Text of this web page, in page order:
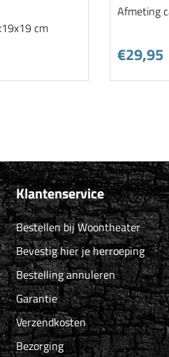
cm
Afmeting
€29,95
Klantenservice
Bestellen bij Woontheater
Bevestig hier je herroeping
Bestelling annuleren
Garantie
Verzendkosten
Bezorging